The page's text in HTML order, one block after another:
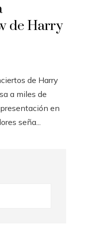
de Harry
de Harry
a miles de
en
seña...